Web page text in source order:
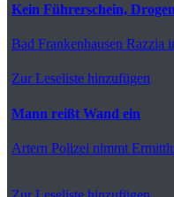
Kein Führerschein,
Bad Frankenhausen Razzia
Zur Leseliste hinzufügen
Mann reißt Wand ein
Artern Polizei nimmt